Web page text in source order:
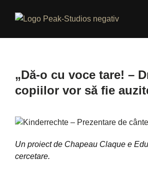
„Dă-o cu voce tare! –
copiilor vor să fie
Un proiect de Chapeau Claque e
cercetare.